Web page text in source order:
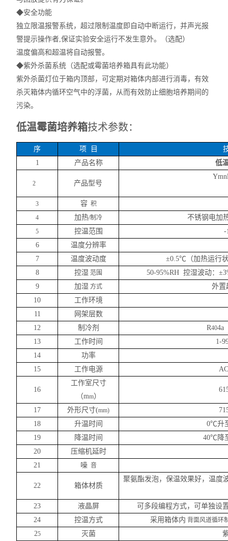
◆安全功能
独立限温报警系统，超过限制温度即自动中断运行，并声光报
警提示操作者,保证实验安全运行不发生意外。（选配）
温度偏高和超温将自动报警。
◆紫外杀菌系统（选配或霉菌培养箱具有此功能）
紫外杀菌灯位于箱内顶部，可定期对箱体内部进行消毒，有效
杀灭箱体内循环空气中的浮菌，从而有效防止细胞培养期间的
污染。
低温霉菌培养箱技术参数：
序 项 目
1
产品名称 低
2 产品型号
3 容积
4
加热/制冷 不锈钢电加
5 控温范围 -
6
温度分辨率
7
温度波动度
±0.5℃（加热运行
8
控湿 范围
50-95%RH 控湿波动：
9
加湿 方式
外置
10
工作环境
11
网架层数
12
制冷剂 R404a
13
工作时间
1-
14
功率
15
工作电源
16
工作室尺寸
（mm）
17 外形尺寸(mm)
18
升温时间
0℃升
19
降温时间
40℃降
20
压缩机延时
21
噪音
22 箱体材质
聚氨酯发泡，保温效果好，温度
23 液晶屏
可多段编程方式，可单独设
24
控温方式 采用箱体内 背面风道循环
25 灭菌